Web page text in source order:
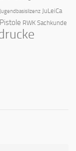
Jugendbasislizenz JuLeiCa
Pistole RWK Sachkunde